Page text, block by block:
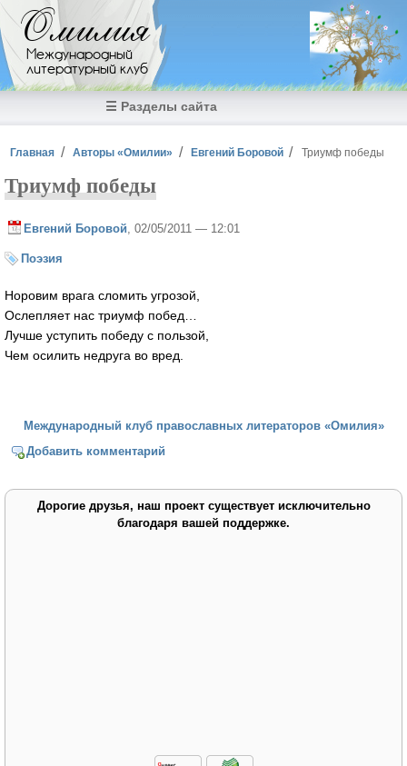
Перейти к основному содержанию
Омилия
Международный
литературный клуб
☰ Разделы сайта
Вы здесь
Главная Авторы «Омилии» Евгений Боровой Триумф победы
Триумф победы
Евгений Боровой , 02/05/2011 — 12:01
Поэзия
Норовим врага сломить угрозой,
Ослепляет нас триумф побед…
Лучше уступить победу с пользой,
Чем осилить недруга во вред.
Международный клуб православных литераторов «Омилия»
Добавить комментарий
Дорогие друзья, наш проект существует исключительно
благодаря вашей поддержке.